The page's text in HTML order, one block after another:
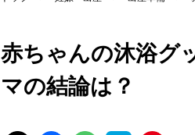
赤ちゃんの沐浴グ
マの結論は？